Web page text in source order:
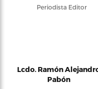
Periodista Editor
Lcdo. Ramón
Pabón